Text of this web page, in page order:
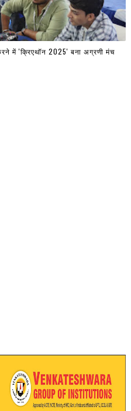
में 'क्रिएथॉन 2025' बना अग्रणी मंच